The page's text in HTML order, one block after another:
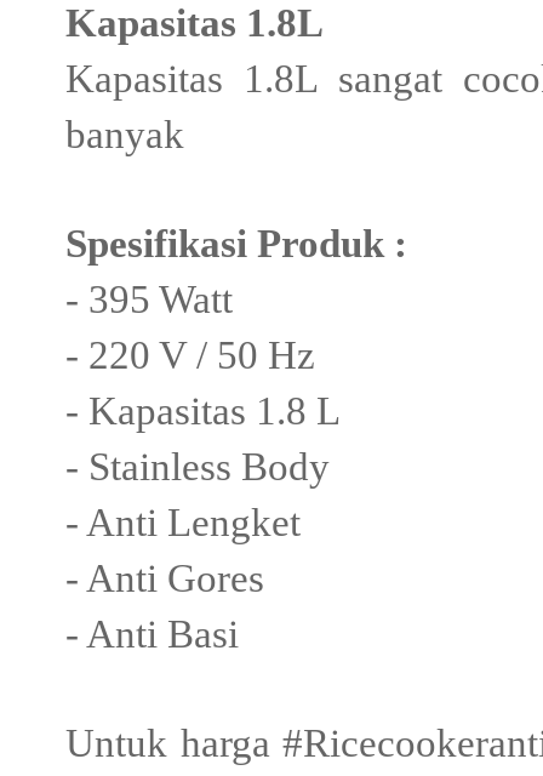
Kapasitas 1.8L
Kapasitas 1.8L sangat
banyak
Spesifikasi Produk :
- 395 Watt
- 220 V / 50 Hz
- Kapasitas 1.8 L
- Stainless Body
- Anti Lengket
- Anti Gores
- Anti Basi
Untuk harga